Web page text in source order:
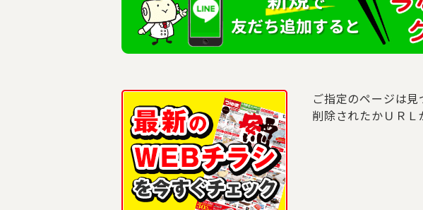
ご指定のページは見
削除されたかＵＲＬ